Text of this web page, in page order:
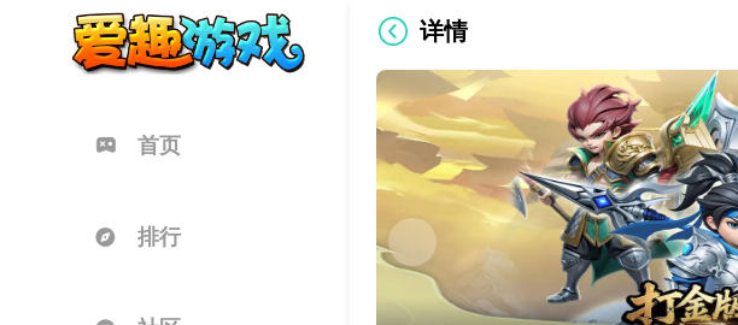
首页
排行
详情